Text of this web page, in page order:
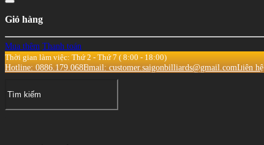
Giỏ hàng
Mua thêm Thanh toán
Thời gian làm việc: Thứ 2 - Thứ 7 ( 8:00 - 18:00)
Hotline: 0886.179.068Email: customer.saigonbilliards@gmail.comLiên hệ